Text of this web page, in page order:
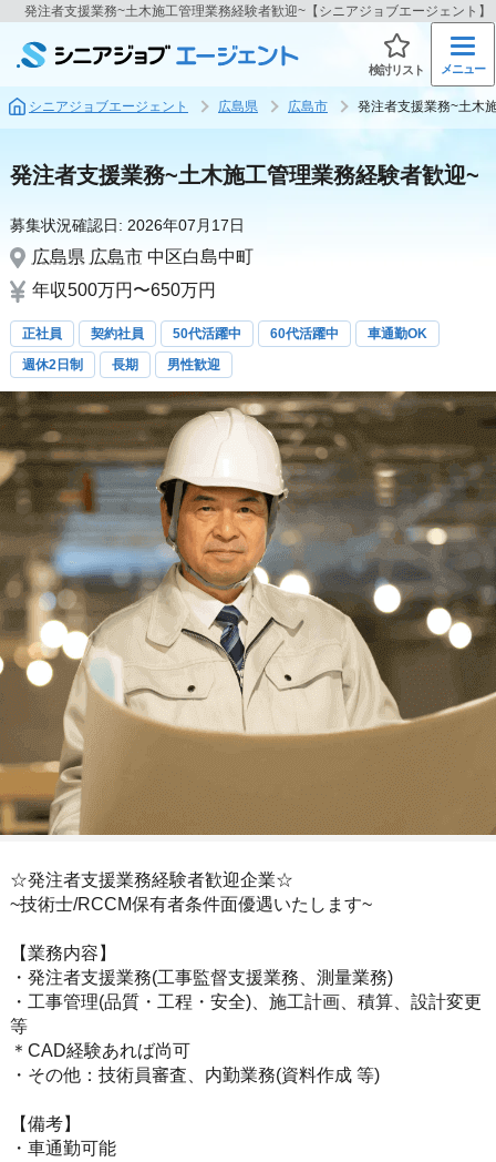
発注者支援業務~土木施工管理業務経験者歓迎~【シニアジョブエージェント】
検討リスト メニュー
シニアジョブエージェント 広島県 広島市 発注者支援業務~土木
発注者支援業務~土木施工管理業務経験者歓迎~
募集状況確認日: 2026年07月17日
広島県 広島市 中区白島中町
年収500万円〜650万円
正社員 契約社員 50代活躍中 60代活躍中
車通勤OK
週休2日制
長期 男性歓迎
☆発注者支援業務経験者歓迎企業☆
~技術士/RCCM保有者条件面優遇いたします~
【業務内容】
・発注者支援業務(工事監督支援業務、測量業務)
・工事管理(品質・工程・安全)、施工計画、積算、設計変更
等
＊CAD経験あれば尚可
・その他：技術員審査、内勤業務(資料作成 等)
【備考】
・車通勤可能